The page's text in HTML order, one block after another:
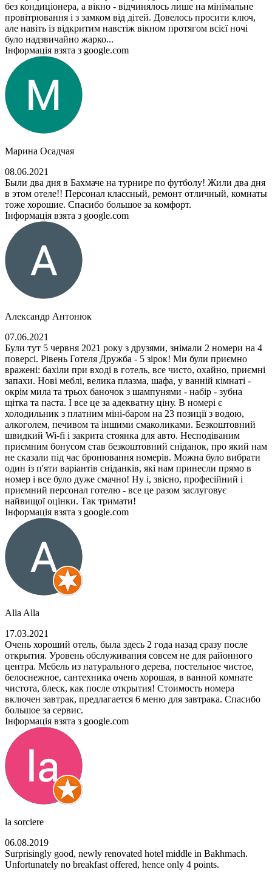
без кондиціонера, а вікно - відчинялось лише на мінімальне
провітрювання і з замком від дітей. Довелось просити ключ,
але навіть із відкритим навстіж вікном протягом всієї ночі
було надзвичайно жарко...
Інформація взята з google.com
Марина Осадчая
08.06.2021
Были два дня в Бахмаче на турнире по футболу! Жили два дня
в этом отеле!! Персонал классный, ремонт отличный, комнаты
тоже хорошие. Спасибо большое за комфорт.
Інформація взята з google.com
Александр Антонюк
07.06.2021
Були тут 5 червня 2021 року з друзями, знімали 2 номери на 4
поверсі. Рівень Готеля Дружба - 5 зірок! Ми були приємно
вражені: бахіли при вході в готель, все чисто, охайно, приємні
запахи. Нові меблі, велика плазма, шафа, у ванній кімнаті -
окрім мила та трьох баночок з шампунями - набір - зубна
щітка та паста. І все це за адекватну ціну. В номері є
холодильник з платним міні-баром на 23 позиції з водою,
алкоголем, печивом та іншими смаколиками. Безкоштовний
швидкий Wi-fi і закрита стоянка для авто. Несподіваним
приємним бонусом став безкоштовний сніданок, про який нам
не сказали під час бронювання номерів. Можна було вибрати
один із п'яти варіантів сніданків, які нам принесли прямо в
номер і все було дуже смачно! Ну і, звісно, професійний і
приємний персонал готелю - все це разом заслуговує
найвищої оцінки. Так тримати!
Інформація взята з google.com
Alla Alla
17.03.2021
Очень хороший отель, была здесь 2 года назад сразу после
открытия. Уровень обслуживания совсем не для районного
центра. Мебель из натурального дерева, постельное чистое,
белоснежное, сантехника очень хорошая, в ванной комнате
чистота, блеск, как после открытия! Стоимость номера
включен завтрак, предлагается 6 меню для завтрака. Спасибо
большое за сервис.
Інформація взята з google.com
la sorciere
06.08.2019
Surprisingly good, newly renovated hotel middle in Bakhmach.
Unfortunately no breakfast offered, hence only 4 points.